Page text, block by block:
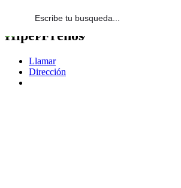
HiperFrenos
Llamar
Dirección